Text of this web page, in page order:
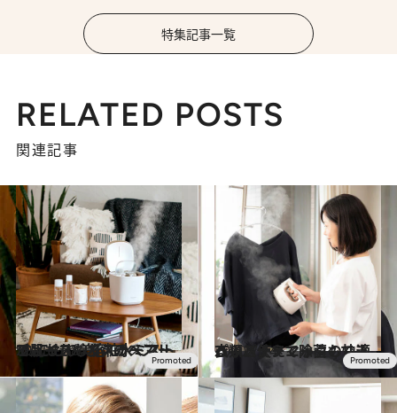
特集記事一覧
RELATED POSTS
関連記事
2021.2.18
“おこもり美容”のベストチョイス♡ 化粧水ミストで肌もちもちスチーマー
ビューティ＆ヘルス 2020.7.14
パッと使えて除菌もできる！パナソニックの快適衣類スチーマー
ライフスタイル